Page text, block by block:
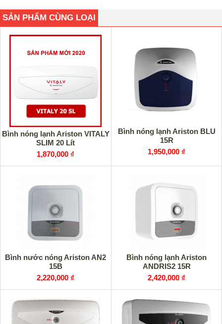
SẢN PHẨM CÙNG LOẠI
Bình nóng lạnh Ariston VITALY
SLIM 20 Lít
1,870,000 ₫
Bình nóng lạnh Ariston BLU
15R
1,950,000 ₫
Bình nước nóng Ariston AN2
15B
2,220,000 ₫
Bình nóng lạnh Ariston
ANDRIS2 15R
2,420,000 ₫